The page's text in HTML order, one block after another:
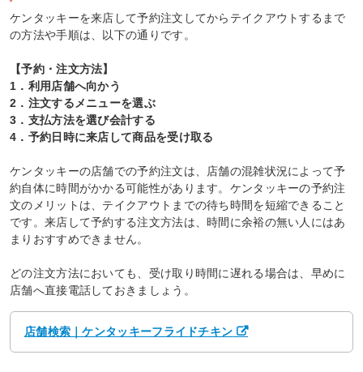
ケンタッキーを来店して予約注文してからテイクアウトするまで
の方法や手順は、以下の通りです。
【予約・注文方法】
1．利用店舗へ向かう
2．注文するメニューを選ぶ
3．支払方法を選び会計する
4．予約日時に来店して商品を受け取る
ケンタッキーの店舗での予約注文は、店舗の混雑状況によって予
約自体に時間がかかる可能性があります。ケンタッキーの予約注
文のメリットは、テイクアウトまでの待ち時間を短縮できること
です。来店して予約する注文方法は、時間に余裕の無い人にはあ
まりおすすめできません。
どの注文方法においても、受け取り時間に遅れる場合は、早めに
店舗へ直接電話しておきましょう。
店舗検索｜ケンタッキーフライドチキン